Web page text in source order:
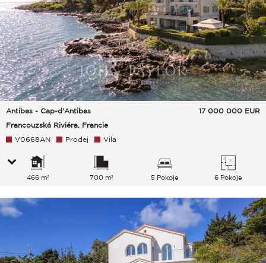
Antibes - Cap-d'Antibes
Francouzská Riviéra, Francie
17 000 000 EUR
V0668AN Prodej Vila
466 m² 700 m² 5 Pokoje 6 Pokoje